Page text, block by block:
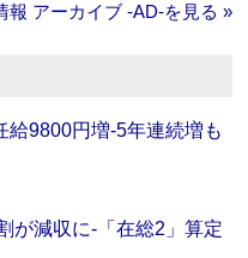
報 アーカイブ ‐AD‐を見る »
給9800円増‐5年連続増も
が減収に‐「在総2」算定